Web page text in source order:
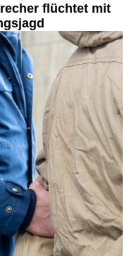
flüchtet mit